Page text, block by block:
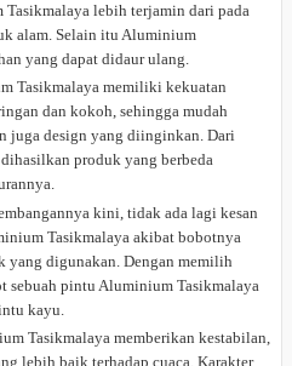
Tasikmalaya lebih terjamin dari pada
alam. Selain itu Aluminium
yang dapat didaur ulang.
Tasikmalaya memiliki kekuatan
dan kokoh, sehingga mudah
juga design yang diinginkan. Dari
dihasilkan produk yang berbeda
kini, tidak ada lagi kesan
Tasikmalaya akibat bobotnya
yang digunakan. Dengan memilih
sebuah pintu Aluminium Tasikmalaya
kayu.
Tasikmalaya memberikan kestabilan,
lebih baik terhadap cuaca. Karakter